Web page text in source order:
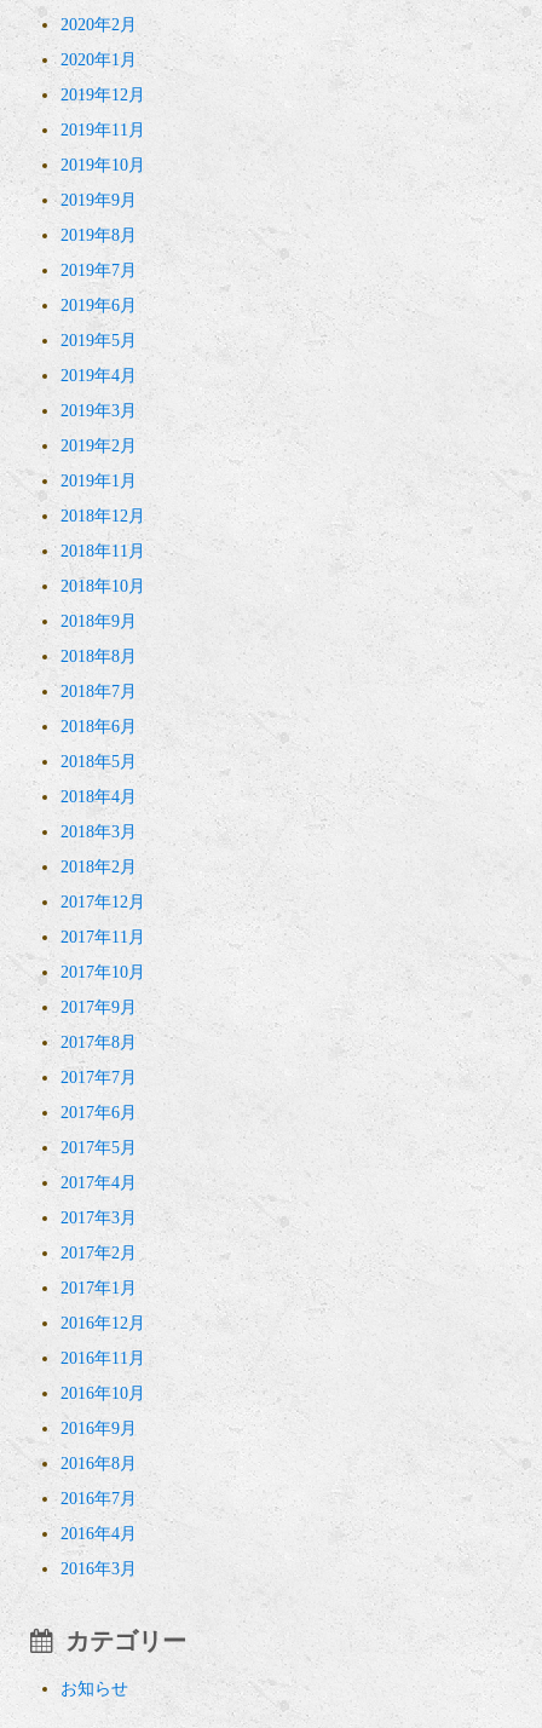
2020年2月
2020年1月
2019年12月
2019年11月
2019年10月
2019年9月
2019年8月
2019年7月
2019年6月
2019年5月
2019年4月
2019年3月
2019年2月
2019年1月
2018年12月
2018年11月
2018年10月
2018年9月
2018年8月
2018年7月
2018年6月
2018年5月
2018年4月
2018年3月
2018年2月
2017年12月
2017年11月
2017年10月
2017年9月
2017年8月
2017年7月
2017年6月
2017年5月
2017年4月
2017年3月
2017年2月
2017年1月
2016年12月
2016年11月
2016年10月
2016年9月
2016年8月
2016年7月
2016年4月
2016年3月
カテゴリー
お知らせ